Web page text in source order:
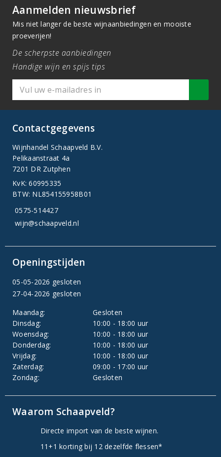
Aanmelden nieuwsbrief
Mis niet langer de beste wijnaanbiedingen en mooiste
proeverijen!
De scherpste aanbiedingen
Handige wijn en spijs tips
Contactgegevens
Wijnhandel Schaapveld B.V.
Pelikaanstraat 4a
7201 DR Zutphen
KvK: 60995335
BTW: NL854155958B01
0575-514427
wijn@schaapveld.nl
Openingstijden
05-05-2026 gesloten
27-04-2026 gesloten
Maandag:
Gesloten
Dinsdag:
10:00 - 18:00 uur
Woensdag:
10:00 - 18:00 uur
Donderdag:
10:00 - 18:00 uur
Vrijdag:
10:00 - 18:00 uur
Zaterdag:
09:00 - 17:00 uur
Zondag:
Gesloten
Waarom Schaapveld?
Directe import van de beste wijnen.
11+1 korting bij 12 dezelfde flessen*